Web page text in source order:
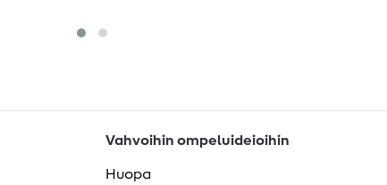
Vahvoihin ompeluideioihin
Huopa